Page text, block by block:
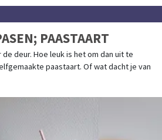
PAASTAART
deur. Hoe leuk is het om dan uit te
paastaart. Of wat dacht je van